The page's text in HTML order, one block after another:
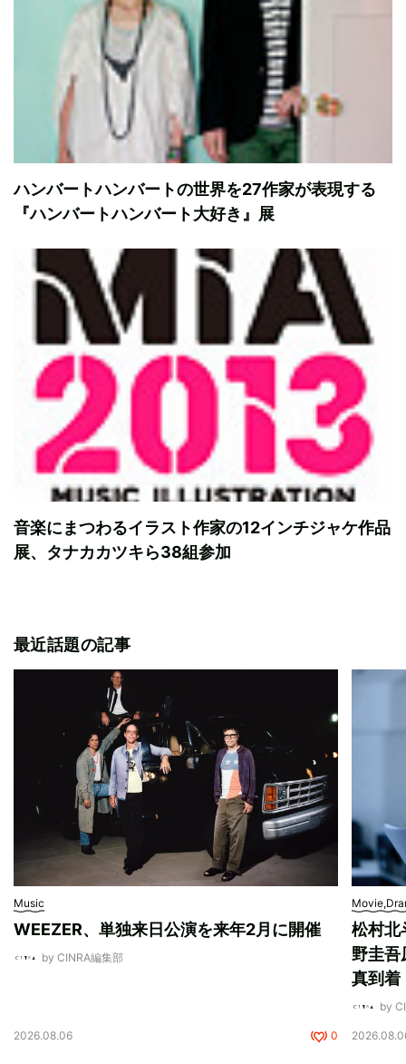
ハンバートハンバートの世界を27作家が表現する
『ハンバートハンバート大好き』展
音楽にまつわるイラスト作家の12インチジャケ作品
展、タナカカツキら38組参加
最近話題の記事
Music
WEEZER、単独来日公演を来年2月に開催
by CINRA編集部
2026.08.06 0
松村北
野圭吾
真到着
by